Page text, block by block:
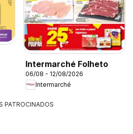
Intermarché Folheto
06/08 - 12/08/2026
Intermarché
PATROCINADOS